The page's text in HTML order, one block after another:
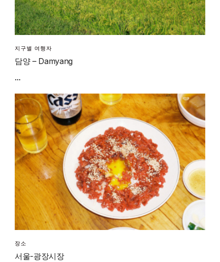
지구별 여행자
담양 – Damyang
...
장소
서울-광장시장